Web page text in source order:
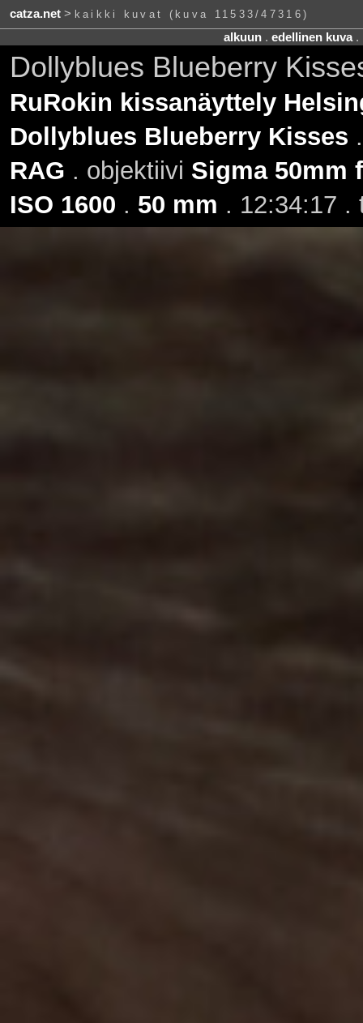
catza.net> kaikki kuvat (kuva 11533/47316)
alkuun. edellinen kuva.
Dollyblues Blueberry
RuRokin kissanäyttely
Dollyblues Blueberry Kisses
RAG . objektiivi Sigma 50mm
ISO 1600 . 50 mm . 12:34:17 .